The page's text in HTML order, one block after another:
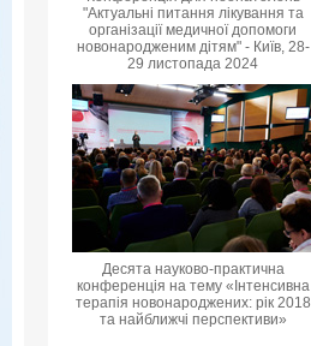
"Актуальні питання лікування та
організації медичної допомоги
новонародженим дітям" - Київ, 28-
29 листопада 2024
Десята науково-практична
конференцiя на тему «Інтенсивна
терапія новонароджених: рік 2018
та найближчі перспективи»